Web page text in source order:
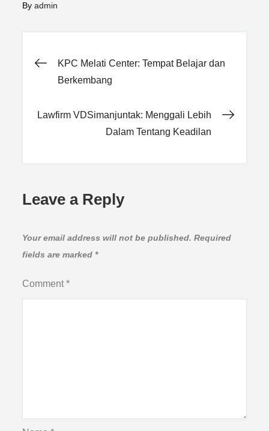
Byadmin
Post
KPC Melati Center: Tempat Belajar dan
Berkembang
Lawfirm VDSimanjuntak: Menggali Lebih
Dalam Tentang Keadilan
Leave a Reply
Your email address will not be published. Required
fields are marked *
Comment*